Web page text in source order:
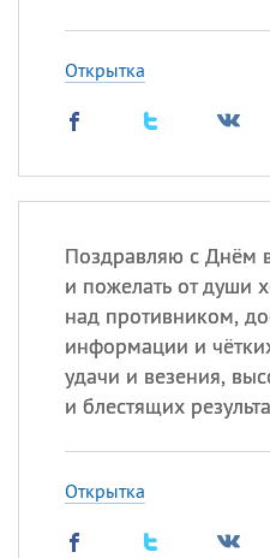
Открытка
Поздравляю с Днём
и пожелать от души
над противником,
информации и
удачи и везения,
и блестящих
Открытка